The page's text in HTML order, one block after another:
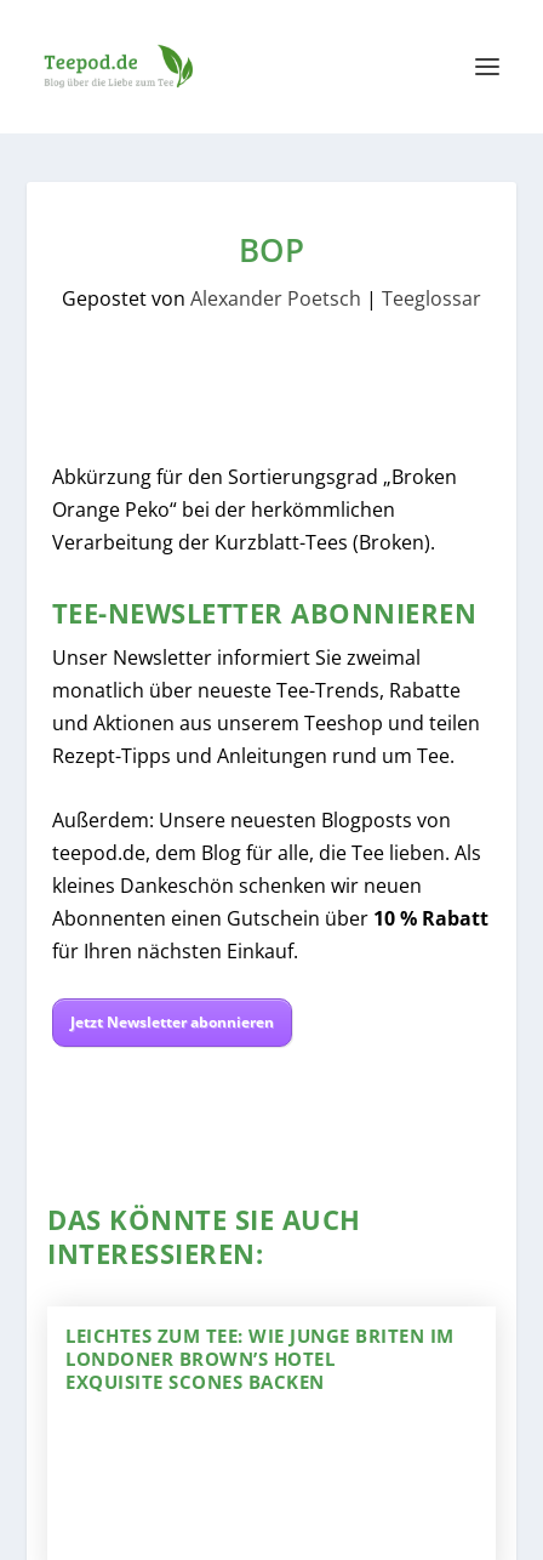
BOP
Gepostet von Alexander Poetsch | Teeglossar
Abkürzung für den Sortierungsgrad „Broken
Orange Peko“ bei der herkömmlichen
Verarbeitung der Kurzblatt-Tees (Broken).
TEE-NEWSLETTER ABONNIEREN
Unser Newsletter informiert Sie zweimal
monatlich über neueste Tee-Trends, Rabatte
und Aktionen aus unserem Teeshop und teilen
Rezept-Tipps und Anleitungen rund um Tee.
Außerdem: Unsere neuesten Blogposts von
teepod.de, dem Blog für alle, die Tee lieben. Als
kleines Dankeschön schenken wir neuen
Abonnenten einen Gutschein über 10 % Rabatt
für Ihren nächsten Einkauf.
Jetzt Newsletter abonnieren
DAS KÖNNTE SIE AUCH
INTERESSIEREN:
LEICHTES ZUM TEE: WIE JUNGE BRITEN IM
LONDONER BROWN’S HOTEL
EXQUISITE SCONES BACKEN